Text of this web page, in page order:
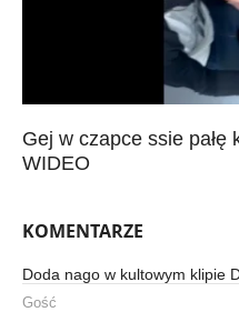
Gej w czapce ssie pałę
WIDEO
KOMENTARZE
Doda nago w kultowym klipie
Gość